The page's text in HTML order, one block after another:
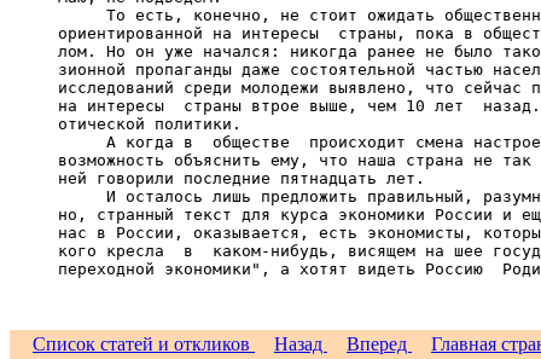
То есть, конечно, не стоит ожидать
ориентированной на интересы  страны, пока в
лом. Но он уже начался: никогда ранее не было
зионной пропаганды даже состоятельной частью
исследований среди молодежи выявлено, что сейчас
на интересы  страны втрое выше, чем 10 лет
     отической политики.
А когда в  обществе  происходит смена
возможность объяснить ему, что наша страна не так
     ней говорили последние пятнадцать лет.
И осталось лишь предложить правильный,
но, странный текст для курса экономики России и
нас в России, оказывается, есть экономисты,
кого кресла  в  каком-нибудь, висящем на шее
переходной экономики", а хотят видеть Россию
Список статей и откликов Назад Вперед Главная